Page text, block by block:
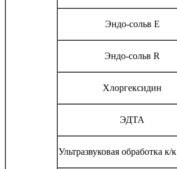
Эндо-сольв E
Эндо-сольв R
Хлоргексидин
ЭДТА
Ультразвуковая обработка к/к